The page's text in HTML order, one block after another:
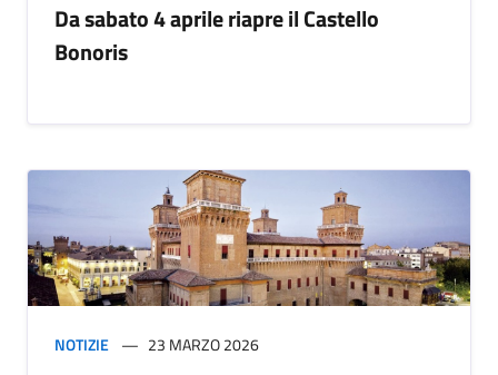
Da sabato 4 aprile riapre il Castello
Bonoris
NOTIZIE 23 MARZO 2026